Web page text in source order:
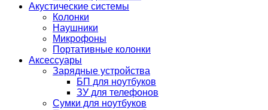
Акустические системы
Колонки
Наушники
Микрофоны
Портативные колонки
Аксессуары
Зарядные устройства
БП для ноутбуков
ЗУ для телефонов
Сумки для ноутбуков